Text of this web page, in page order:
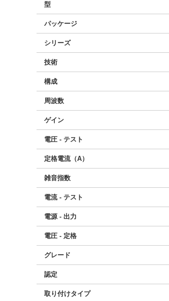
型
パッケージ
シリーズ
技術
構成
周波数
ゲイン
電圧 - テスト
定格電流（A）
雑音指数
電流 - テスト
電源 - 出力
電圧 - 定格
グレード
認定
取り付けタイプ